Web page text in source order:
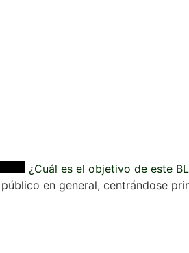
¿Cuál es el objetivo de este
en general, centrándose